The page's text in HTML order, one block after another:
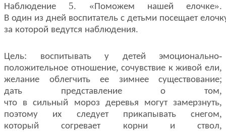
Наблюдение 5. «Поможем нашей елочке».
В один из дней воспитатель с детьми посещает
за которой ведутся наблюдения.
Цель: воспитывать у детей эмоционально-
положительное отношение,сочувствие к живой ели,
желание облегчить ее зимнее существование;
дать представление о том,
что в сильный мороз деревья могут замерзнуть,
поэтому их следует прикапывать снегом,
который согревает корни и ствол,